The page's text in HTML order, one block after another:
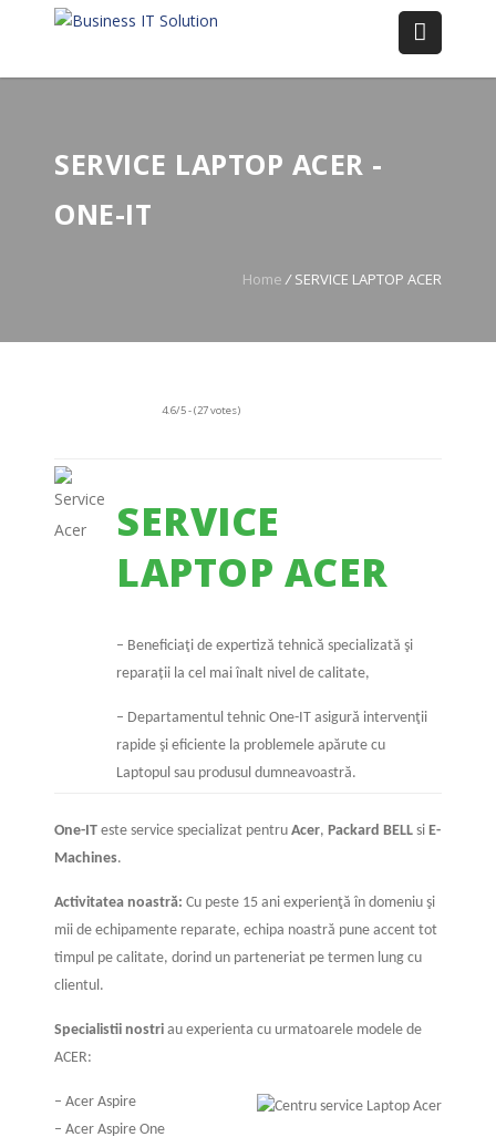
SERVICE LAPTOP ACER -
ONE-IT
Home / SERVICE LAPTOP ACER
4.6/5 - (27 votes)
SERVICE
LAPTOP ACER
– Beneficiaţi de expertiză tehnică specializată şi
reparații la cel mai înalt nivel de calitate,
– Departamentul tehnic One-IT asigură intervenţii
rapide şi eficiente la problemele apărute cu
Laptopul sau produsul dumneavoastră.
One-IT este service specializat pentru Acer, Packard BELL si E-
Machines.
Activitatea noastră: Cu peste 15 ani experienţă în domeniu şi
mii de echipamente reparate, echipa noastră pune accent tot
timpul pe calitate, dorind un parteneriat pe termen lung cu
clientul.
Specialistii nostri au experienta cu urmatoarele modele de
ACER:
– Acer Aspire
– Acer Aspire One